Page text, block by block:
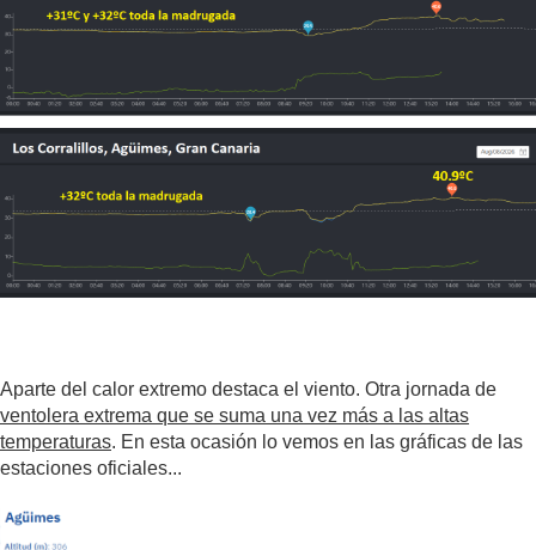
Aparte del calor extremo destaca el viento. Otra jornada de
ventolera extrema que se suma una vez más a las altas
temperaturas. En esta ocasión lo vemos en las gráficas de las
estaciones oficiales...